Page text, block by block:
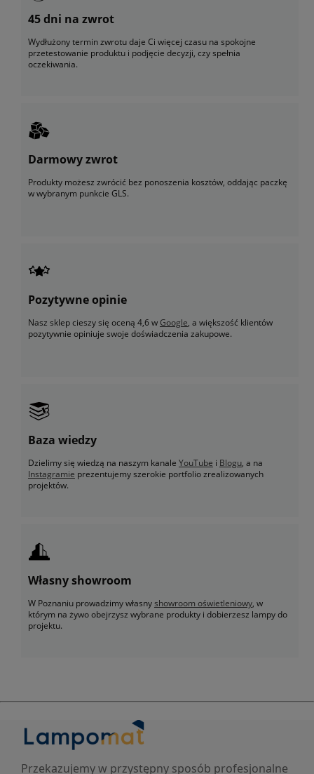
45 dni na zwrot
Wydłużony termin zwrotu daje Ci więcej czasu na spokojne
przetestowanie produktu i podjęcie decyzji, czy spełnia
oczekiwania.
Darmowy zwrot
Produkty możesz zwrócić bez ponoszenia kosztów, oddając paczkę
w wybranym punkcie GLS.
Pozytywne opinie
Nasz sklep cieszy się oceną 4,6 wGoogle, a większość klientów
pozytywnie opiniuje swoje doświadczenia zakupowe.
Baza wiedzy
Dzielimy się wiedzą na naszym kanale YouTube i Blogu, a na
Instagramie prezentujemy szerokie portfolio zrealizowanych
projektów.
Własny showroom
W Poznaniu prowadzimy własnyshowroom oświetleniowy, w
którym na żywo obejrzysz wybrane produkty i dobierzesz lampy do
projektu.
Przekazujemy w przystępny sposób profesjonalne